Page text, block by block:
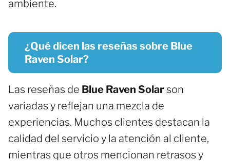
ambiente.
¿Qué dicen las reseñas sobre Blue
Raven Solar?
Las reseñas de Blue Raven Solar son
variadas y reflejan una mezcla de
experiencias. Muchos clientes destacan la
calidad del servicio y la atención al cliente,
mientras que otros mencionan retrasos y